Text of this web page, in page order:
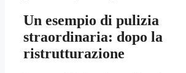
Un esempio di pulizia
straordinaria: dopo la
ristrutturazione